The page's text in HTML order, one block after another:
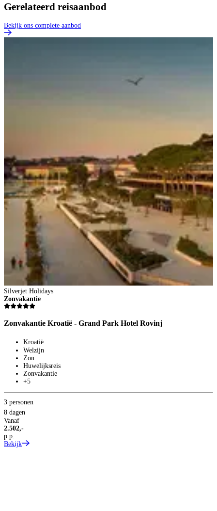
Gerelateerd reisaanbod
Bekijk ons complete aanbod
Silverjet Holidays
Zonvakantie
Zonvakantie Kroatië - Grand Park Hotel Rovinj
Kroatië
Welzijn
Zon
Huwelijksreis
Zonvakantie
+5
3 personen
8 dagen
Vanaf
2.502,-
p.p.
Bekijk